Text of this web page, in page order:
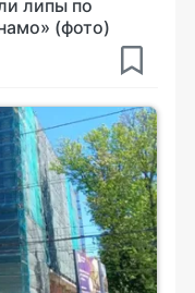
липы по
(фото)